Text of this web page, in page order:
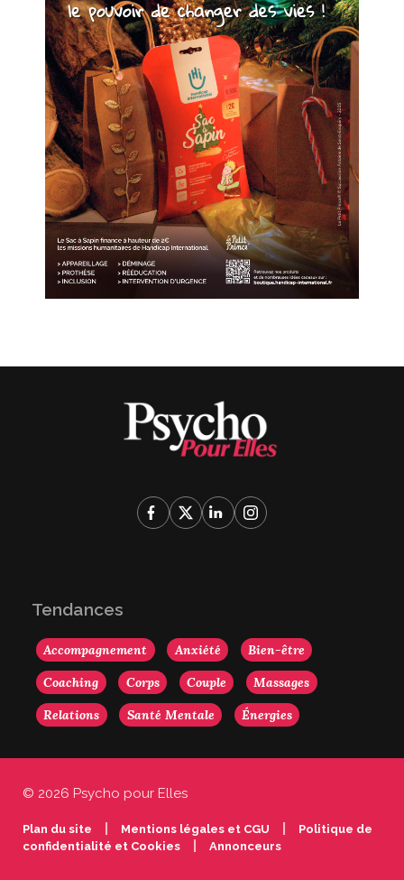
Tendances
Accompagnement Anxiété
Bien-être
Coaching
Corps Couple
Massages
Relations
Santé Mentale Énergies
© 2026 Psycho pour Elles
Plan du site Mentions légales et CGU
Politique de
confidentialité et Cookies
Annonceurs